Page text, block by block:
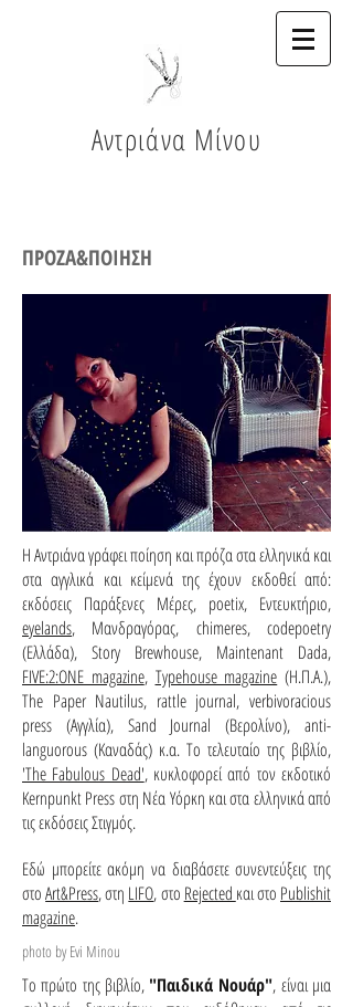
Αντριάνα Μίνου
ΠΡΟΖΑ&ΠΟΙΗΣΗ
Η Αντριάνα γράφει ποίηση και πρόζα στα ελληνικά και
στα αγγλικά και κείμενά της έχουν εκδοθεί από:
εκδόσεις Παράξενες Μέρες, poetix, Εντευκτήριο,
eyelands, Μανδραγόρας, chimeres, codepoetry
(Ελλάδα), Story Brewhouse, Maintenant Dada,
FIVE:2:ONE magazine, Typehouse magazine (Η.Π.Α.),
The Paper Nautilus, rattle journal, verbivoracious
press (Αγγλία), Sand Journal (Βερολίνο), anti-
languorous (Καναδάς) κ.α. Το τελευταίο της βιβλίο,
'The Fabulous Dead', κυκλοφορεί από τον εκδοτικό
Kernpunkt Press στη Νέα Υόρκη και στα ελληνικά από
τις εκδόσεις Στιγμός.
Εδώ μπορείτε ακόμη να διαβάσετε συνεντεύξεις της
στοArt&Press, στη LIFO, στο Rejected και στο Publishit
magazine.
photo by Evi Minou
Το πρώτο της βιβλίο, "Παιδικά Νουάρ", είναι μια